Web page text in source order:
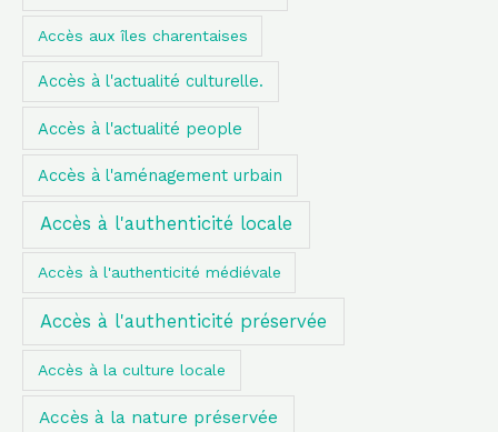
e
r
Accès aux îles charentaises
Accès à l'actualité culturelle.
Accès à l'actualité people
Accès à l'aménagement urbain
Accès à l'authenticité locale
Accès à l'authenticité médiévale
Accès à l'authenticité préservée
Accès à la culture locale
Accès à la nature préservée